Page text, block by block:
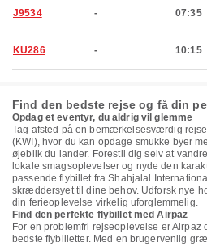
J9534 - 07:35
KU286 - 10:15
Find den bedste rejse og få din
Opdag et eventyr, du aldrig vil glemme
Tag afsted på en bemærkelsesværdig
(KWI), hvor du kan opdage smukke byer
øjeblik du lander. Forestil dig selv at
lokale smagsoplevelser og nyde den
passende flybillet fra Shahjalal
skræddersyet til dine behov. Udforsk nye
din ferieoplevelse virkelig uforglemmelig.
Find den perfekte flybillet med Airpaz
For en problemfri rejseoplevelse er Airpaz
bedste flybilletter. Med en brugervenlig